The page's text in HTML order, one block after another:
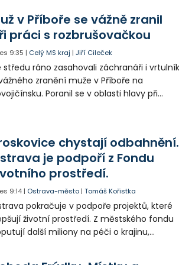
řidiče v parkovacích zónách.
v Příboře se vážně zranil
práci s rozbrušovačkou
9:35 | Celý MS kraj |Jiří Cileček
středu ráno zasahovali záchranáři i
zranění muže v Příboře na
Poranil se v oblasti hlavy při
chystají odbahnění.
je podpoří z Fondu
prostředí.
9:14 | Ostrava-město |Tomáš Kořistka
pokračuje v podpoře projektů, které
životní prostředí. Z městského fondu
další miliony na péči o krajinu,